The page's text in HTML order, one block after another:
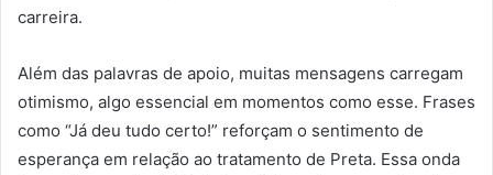
carreira.
Além das palavras de apoio, muitas mensagens carregam
otimismo, algo essencial em momentos como esse. Frases
como “Já deu tudo certo!” reforçam o sentimento de
esperança em relação ao tratamento de Preta. Essa onda